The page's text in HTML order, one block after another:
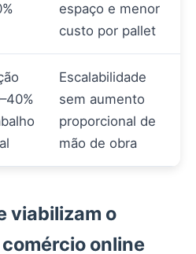
espaço e menor
custo por pallet
Escalabilidade
sem aumento
proporcional de
mão de obra
viabilizam o
online